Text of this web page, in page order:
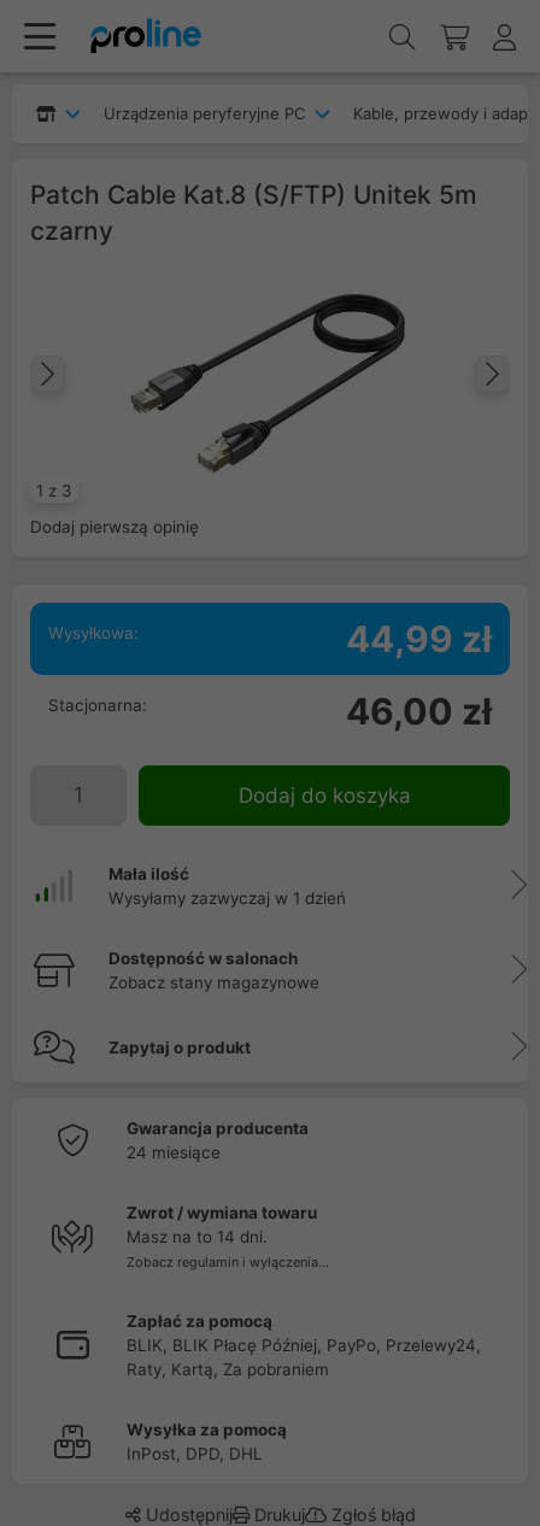
Urządzenia peryferyjne PC Kable, przewody i
Patch Cable Kat.8 (S/FTP) Unitek 5m
czarny
1 z 3
Poprzedni
Dodaj pierwszą opinię
Wysyłkowa: 44,99 zł
Stacjonarna: 46,00 zł
Dodaj do koszyka
Mała ilość
Wysyłamy zazwyczaj w 1 dzień
Dostępność w salonach
Zobacz stany magazynowe
Zapytaj o produkt
Gwarancja producenta
24 miesiące
Zwrot / wymiana towaru
Masz na to 14 dni.
Zobacz regulamin i wyłączenia...
Zapłać za pomocą
BLIK, BLIK Płacę Później, PayPo, Przelewy24,
Raty, Kartą, Za pobraniem
Wysyłka za pomocą
InPost, DPD, DHL
Udostępnij Drukuj Zgłoś błąd